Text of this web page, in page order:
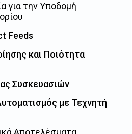
για την Υποδομή
Feeds
και Ποιότητα
Συσκευασιών
με Τεχνητή